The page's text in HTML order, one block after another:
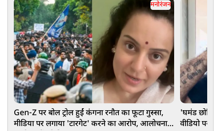
मनोरंजन
Gen-Z पर बोल ट्रोल हुईं कंगना रनौत का फूटा गुस्सा,
मीडिया पर लगाया 'टारगेट' करने का आरोप, आलोचना
'घमंड
वीडियो पर